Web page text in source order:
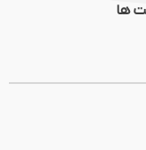
ها